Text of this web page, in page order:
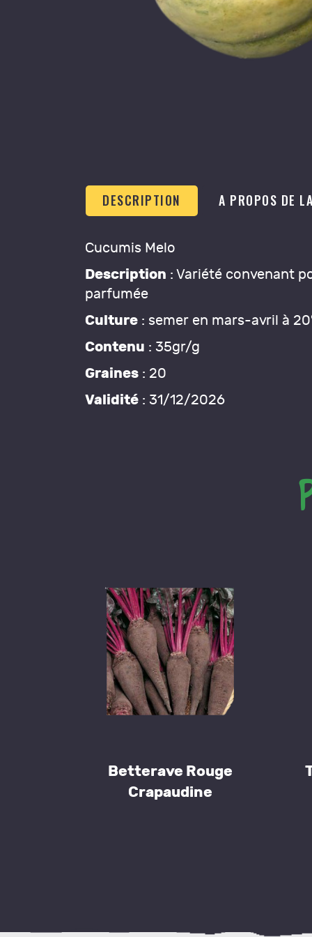
DESCRIPTION A PROPOS DE
Cucumis Melo
Description : Variété convenant
parfumée
Culture: semer en mars-avril à
Contenu : 35gr/g
Graines: 20
Validité: 31/12/2026
Betterave Rouge
Crapaudine